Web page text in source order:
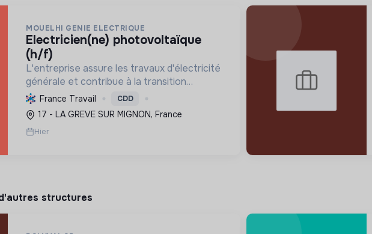
MOUELHI GENIE ELECTRIQUE
electricien(ne) photovoltaïque
(h/f)
L'entreprise assure les travaux d'électricité
générale et contribue à la transition
écologique par l'installation de systèmes
photovoltaïques, favorisant ainsi une
énergie plus durable.
France Travail CDD
17 - LA GREVE SUR MIGNON, France
Hier
structures